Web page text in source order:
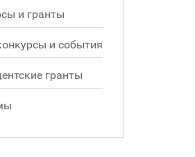
и гранты
и события
гранты